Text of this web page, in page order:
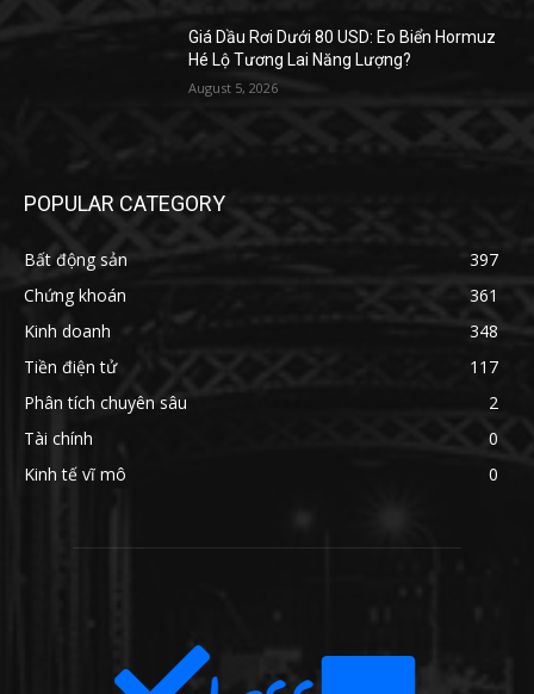
Giá Dầu Rơi Dưới 80 USD: Eo Biển Hormuz
Hé Lộ Tương Lai Năng Lượng?
August 5, 2026
POPULAR CATEGORY
Bất động sản
397
Chứng khoán
361
Kinh doanh
348
Tiền điện tử
117
Phân tích chuyên sâu
2
Tài chính
0
Kinh tế vĩ mô
0